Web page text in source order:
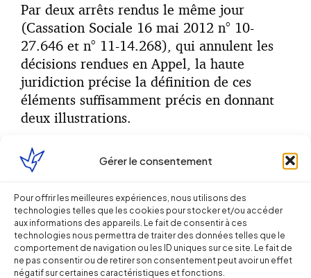
Gérer le consentement
Pour offrir les meilleures expériences, nous utilisons des
technologies telles que les cookies pour stocker et/ou accéder
aux informations des appareils. Le fait de consentir à ces
technologies nous permettra de traiter des données telles que le
comportement de navigation ou les ID uniques sur ce site. Le fait de
ne pas consentir ou de retirer son consentement peut avoir un effet
négatif sur certaines caractéristiques et fonctions.
Par deux arrêts rendus le même jour
(Cassation Sociale 16 mai 2012 n° 10-
27.646 et n° 11-14.268), qui annulent les
décisions rendues en Appel, la haute
juridiction précise la définition de ces
éléments suffisamment précis en donnant
deux illustrations.
Dans la première affaire, elle considère que
les horaires d’ouverture de l’établissement
rempli par ses soins et trois attestations
venant de collègues de travail (dont le
caractère probant était remis en question)
ne répondent pas à cette définition.